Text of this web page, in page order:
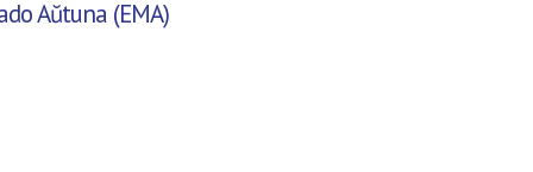
Aŭtuna (EMA)